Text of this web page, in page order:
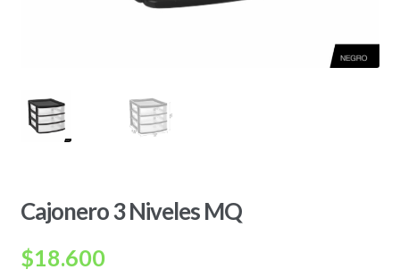
Cajonero 3 Niveles MQ
$18.600